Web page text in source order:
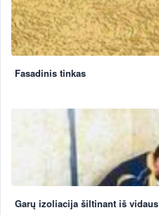
Fasadinis tinkas
Garų izoliacija šiltinant iš vidaus